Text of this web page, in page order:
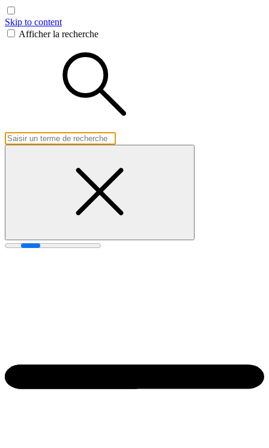
Skip to content
Afficher la recherche